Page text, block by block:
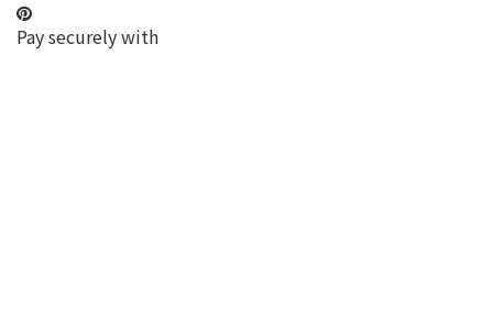
Pay securely with